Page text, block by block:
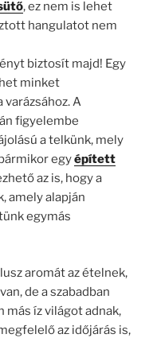
, ez nem is lehet
hangulatot nem
biztosít majd! Egy
minket
A
figyelembe
a telkünk, mely
egyépített
az is, hogy a
amely alapján
egymás
aromát az ételnek,
de a szabadban
íz világot adnak,
az időjárás is,